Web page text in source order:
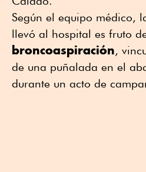
Según el equipo médico,
llevó al hospital es fruto
broncoaspiración,
de una puñalada en el
durante un acto de